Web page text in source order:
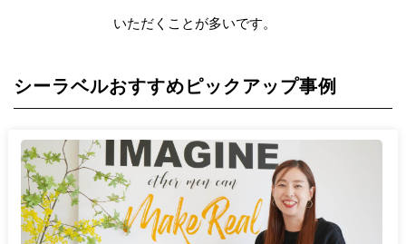
いただくことが多いです。
シーラベルおすすめピックアップ事例